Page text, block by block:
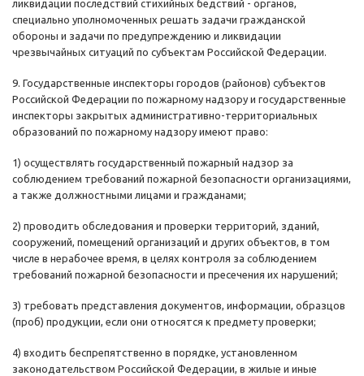
ликвидации последствий стихийных бедствий - органов,
специально уполномоченных решать задачи гражданской
обороны и задачи по предупреждению и ликвидации
чрезвычайных ситуаций по субъектам Российской Федерации.
9. Государственные инспекторы городов (районов) субъектов
Российской Федерации по пожарному надзору и государственные
инспекторы закрытых административно-территориальных
образований по пожарному надзору имеют право:
1) осуществлять государственный пожарный надзор за
соблюдением требований пожарной безопасности организациями,
а также должностными лицами и гражданами;
2) проводить обследования и проверки территорий, зданий,
сооружений, помещений организаций и других объектов, в том
числе в нерабочее время, в целях контроля за соблюдением
требований пожарной безопасности и пресечения их нарушений;
3) требовать представления документов, информации, образцов
(проб) продукции, если они относятся к предмету проверки;
4) входить беспрепятственно в порядке, установленном
законодательством Российской Федерации, в жилые и иные